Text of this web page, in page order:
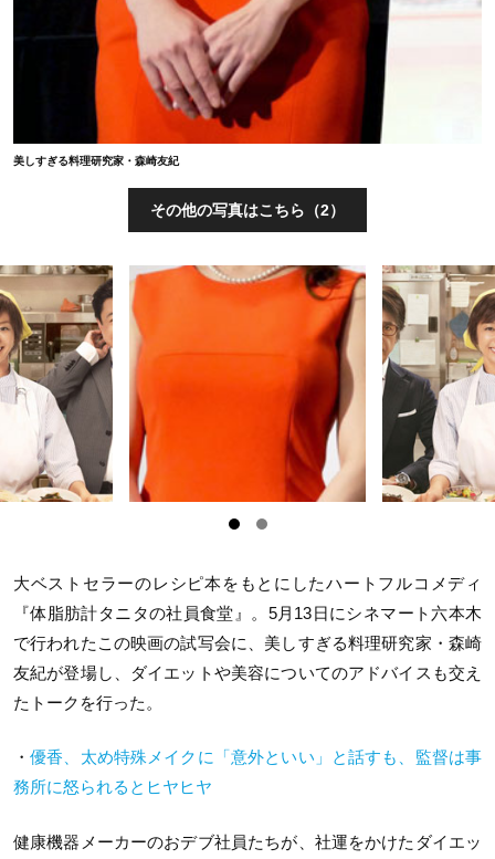
美しすぎる料理研究家・森崎友紀
その他の写真はこちら（2）
大ベストセラーのレシピ本をもとにしたハートフルコメディ
『体脂肪計タニタの社員食堂』。5月13日にシネマート六本木
で行われたこの映画の試写会に、美しすぎる料理研究家・森崎
友紀が登場し、ダイエットや美容についてのアドバイスも交え
たトークを行った。
・優香、太め特殊メイクに「意外といい」と話すも、監督は事
務所に怒られるとヒヤヒヤ
健康機器メーカーのおデブ社員たちが、社運をかけたダイエッ